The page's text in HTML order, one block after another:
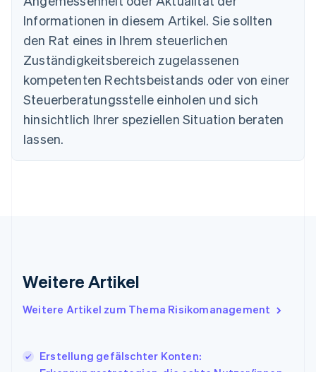
Informationen in diesem Artikel. Sie sollten
den Rat eines in Ihrem steuerlichen
Zuständigkeitsbereich zugelassenen
kompetenten Rechtsbeistands oder von einer
Steuerberatungsstelle einholen und sich
hinsichtlich Ihrer speziellen Situation beraten
lassen.
Weitere Artikel
Weitere Artikel zum Thema Risikomanagement
Erstellung gefälschter Konten:
Bulgarien
English
Dänemark
Deutschland
DeutschEnglish
Estland
English
Festlandchina
简体中文
EnglishSvenska
English
English
Japan
日本語